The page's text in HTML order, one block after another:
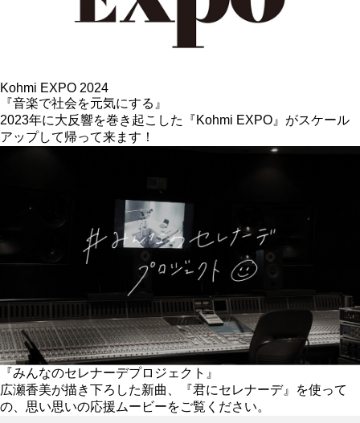
Kohmi EXPO 2024
『音楽で社会を元気にする』
2023年に大反響を巻き起こした『Kohmi EXPO』がスケール
アップして帰って来ます！
『みんなのセレナーデプロジェクト』
広瀬香美が描き下ろした新曲、『君にセレナーデ』を使って
の、思い思いの応援ムービーをご覧ください。